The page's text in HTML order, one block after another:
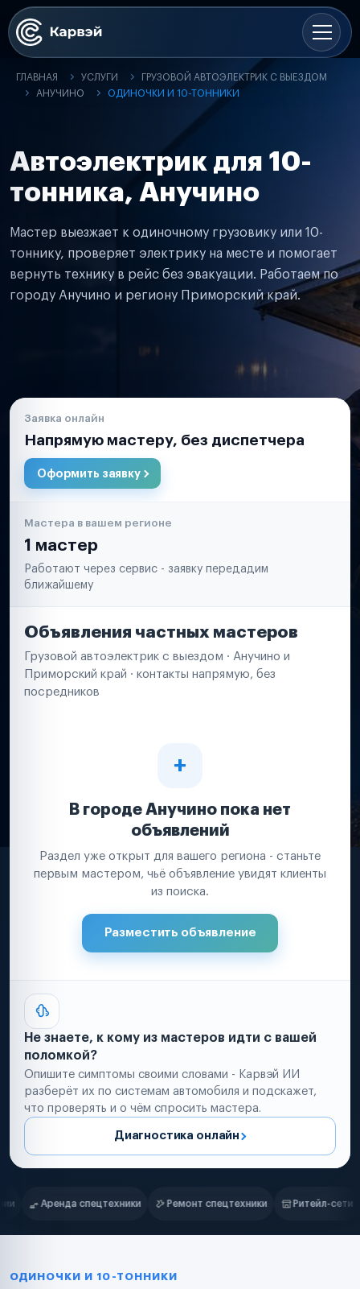
ГЛАВНАЯ УСЛУГИ
ГРУЗОВОЙ АВТОЭЛЕКТРИК С ВЫЕЗДОМ
АНУЧИНО
ОДИНОЧКИ И 10-ТОННИКИ
Автоэлектрик для 10-
тонника, Анучино
Мастер выезжает к одиночному грузовику или 10-
тоннику, проверяет электрику на месте и помогает
вернуть технику в рейс без эвакуации. Работаем по
городу Анучино и региону Приморский край.
Заявка онлайн
Напрямую мастеру, без диспетчера
Оформить заявку
Мастера в вашем регионе
1 мастер
Работают через сервис - заявку передадим
ближайшему
Объявления частных мастеров
Грузовой автоэлектрик с выездом · Анучино и
Приморский край · контакты напрямую, без
посредников
В городе Анучино пока нет
объявлений
Раздел уже открыт для вашего региона - станьте
первым мастером, чьё объявление увидят клиенты
из поиска.
Разместить объявление
Не знаете, к кому из мастеров идти с вашей
поломкой?
Опишите симптомы своими словами - Карвэй ИИ
разберёт их по системам автомобиля и подскажет,
что проверять и о чём спросить мастера.
Диагностика онлайн
Нам доверяют
Ремонт спецтехники Ритейл-сети Управляющие компании
Маркетплейсы
Таксопарки
ОДИНОЧКИ И 10-ТОННИКИ